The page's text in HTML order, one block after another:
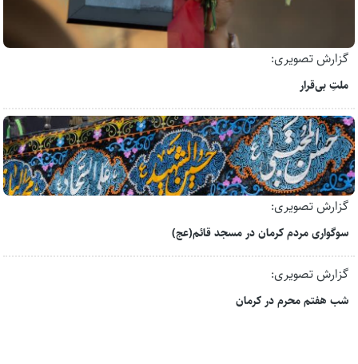
گزارش تصویری:
ملتِ بی‌قرار
گزارش تصویری:
سوگواری مردم کرمان در مسجد قائم(عج)
گزارش تصویری:
شب هفتم محرم در کرمان